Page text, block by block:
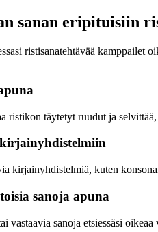
sanan eripituisiin
ristisanatehtävää kamppailet
ristikon täytetyt ruudut ja
kirjainyhdistelmiä, kuten
sanoja apuna
vastaavia sanoja etsiessäsi